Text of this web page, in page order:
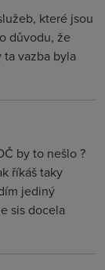
které jsou
důvodu, že
vazba byla
by to nešlo ?
říkáš taky
jediný
sis docela